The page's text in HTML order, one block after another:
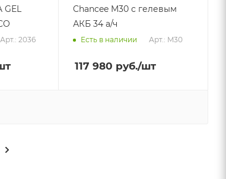
GEL
Арт.: 2036
Chancee M30 с гелевым
АКБ 34 а/ч
Есть в наличии Арт.: M30
117 980 руб./шт